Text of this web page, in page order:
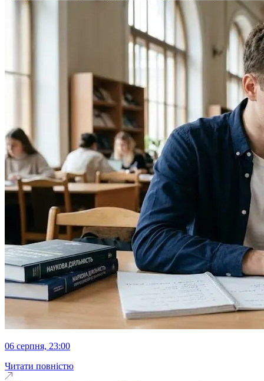
06 серпня, 23:00
Читати повністю